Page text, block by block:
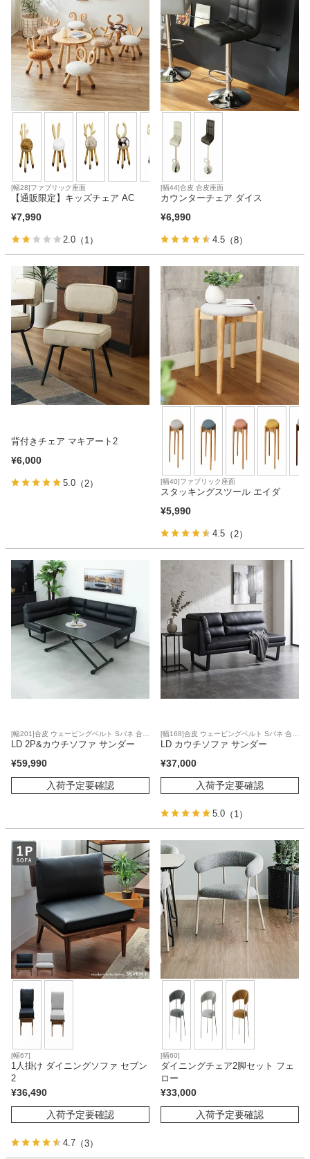
[幅28]ファブリック座面
【通販限定】キッズチェア AC
¥7,990
2.0 （1）
[幅44]合皮 合皮座面
カウンターチェア ダイス
¥6,990
4.5 （8）
背付きチェア マキアート2
¥6,000
5.0 （2） [幅40]ファブリック座面
スタッキングスツール エイダ
¥5,990
4.5 （2）
[幅201]合皮 ウェービングベルト Sバネ 合皮
座面
LD 2P&カウチソファ サンダー
¥59,990
入荷予定要確認
[幅168]合皮 ウェービングベルト Sバネ 合皮
座面
LD カウチソファ サンダー
¥37,000
入荷予定要確認
5.0 （1）
[幅67]
1人掛け ダイニングソファ セブン
2
¥36,490
入荷予定要確認
4.7 （3）
[幅60]
ダイニングチェア2脚セット フェ
ロー
¥33,000
入荷予定要確認